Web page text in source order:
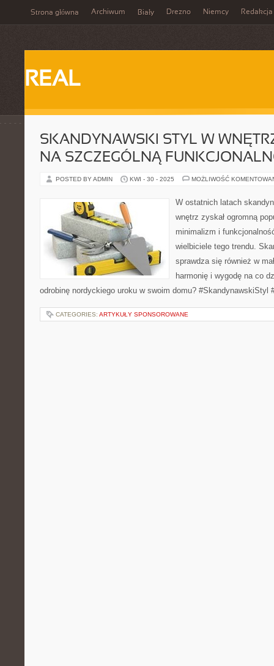
Strona główna Archiwum Biały Drezno Niemcy Redakcja
REAL
SKANDYNAWSKI STYL W
NA SZCZEGÓLNĄ
POSTED BY ADMIN KWI - 30 - 2025 MOŻLIWOŚĆ
W ostatnich latach
wnętrz zyskał ogromną
minimalizm i
wielbiciele tego trendu.
sprawdza się również w
harmonię i wygodę na co
odrobinę nordyckiego uroku w swoim domu? #SkandynawskiStyl
CATEGORIES: ARTYKUŁY SPONSOROWANE